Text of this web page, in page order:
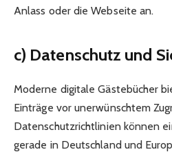
Anlass oder die Webseite an.
c) Datenschutz und
Moderne digitale Gästebücher
Einträge vor unerwünschtem
Datenschutzrichtlinien können
gerade in Deutschland und